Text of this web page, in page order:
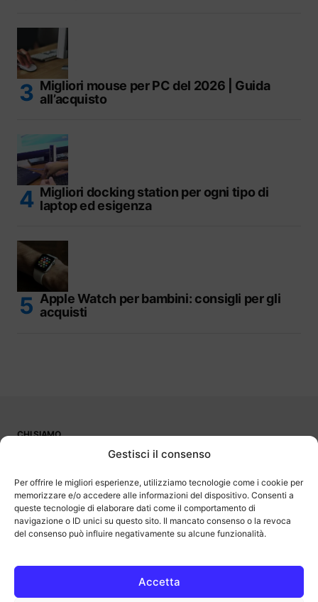
Gestisci il consenso
Per offrire le migliori esperienze, utilizziamo tecnologie come i cookie per
memorizzare e/o accedere alle informazioni del dispositivo. Consenti a
queste tecnologie di elaborare dati come il comportamento di
navigazione o ID unici su questo sito. Il mancato consenso o la revoca
del consenso può influire negativamente su alcune funzionalità.
Accetta
Migliori mouse per PC del 2026 | Guida
all’acquisto
Migliori docking station per ogni tipo di
laptop ed esigenza
Apple Watch per bambini: consigli per gli
acquisti
CHI SIAMO
OutOfBit
programma di affiliazione che consente ai siti di percepire una
commissione pubblicitaria pubblicizzando e fornendo link al sito
Amazon.it. Amazon e il logo Amazon sono marchi registrati di
Amazon.com, Inc. o delle sue affiliate.